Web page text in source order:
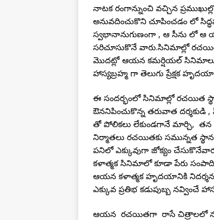
నాటక రంగాన్నుంచి వచ్చిన
అనువదించుకొని చూపించడం లో
స్వభానానుగుణంగా , ఆ సీను లో ఆ యా
సరిచూసుకొనే వారు.సినిమాల్లో రచయిత
మొదట్లో ఆయన కమర్షియల్
హాస్యబ్రహ్మ గా తెలుగు ప్రేక్షక
ఈ సందర్భంలో సినిమాల్లో రచయిత
ఔననిపించుకొన్న తరువాత
తో పోలికలు లేకుండగానే మార్చి, తన
నిర్మాతలు రచయితకు సమున్నత
పనిలో ఎక్కువుగా జోక్యం
కళాత్మక సినిమాలో కూడా పేరు
ఆయన కళాత్మక హృదయానికి
ఎక్కువ ప్రతిభ కడుపుబ్బ
ఆయన రచయితగా రాసే చిత్రాలలో